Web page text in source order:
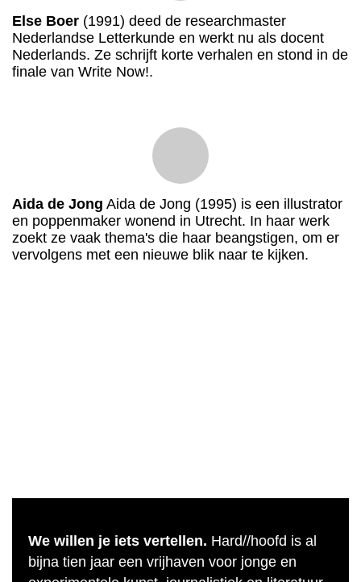
Else Boer (1991) deed de researchmaster
Nederlandse Letterkunde en werkt nu als docent
Nederlands. Ze schrijft korte verhalen en stond in de
finale van Write Now!.
Aida de Jong Aida de Jong (1995) is een illustrator
en poppenmaker wonend in Utrecht. In haar werk
zoekt ze vaak thema's die haar beangstigen, om er
vervolgens met een nieuwe blik naar te kijken.
We willen je iets vertellen. Hard//hoofd is al
bijna tien jaar een vrijhaven voor jonge en